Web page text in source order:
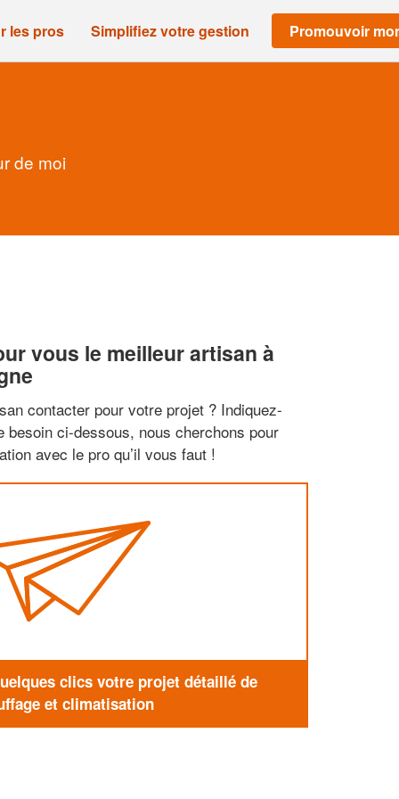
les pros Simplifiez votre gestion Promouvoir
de moi
vous le meilleur artisan à
contacter pour votre projet ? Indiquez-
besoin ci-dessous, nous cherchons pour
avec le pro qu’il vous faut !
clics votre projet détaillé de
et climatisation